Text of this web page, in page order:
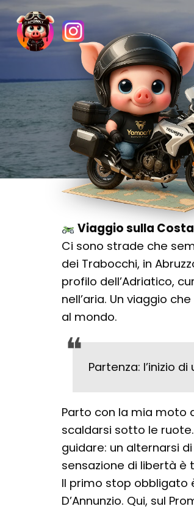
Viaggio sulla
Ci sono strade che
dei Trabocchi, in
profilo dell’Adriatico,
nell’aria. Un viaggio
al mondo.
Partenza: l’inizio
Parto con la mia moto
scaldarsi sotto le
guidare: un alternarsi
sensazione di libertà è
Il primo stop obbligato
D’Annunzio. Qui, sul